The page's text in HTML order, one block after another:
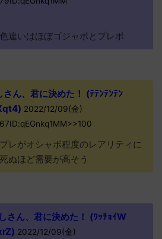
違いはほぼゴジャボとプレボ
さん、君に決めた！ (ﾃﾃﾝﾃﾝﾃﾝ
2022/12/09(金)
レがオシャボ程度のレアリティに
ぬほど需要が高そう
さん、君に決めた！ (ﾜｯﾁｮｲW
2022/12/09(金)